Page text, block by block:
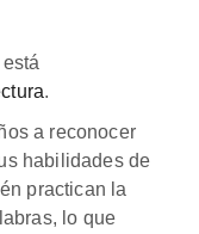
.
a reconocer
habilidades de
practican la
lo que